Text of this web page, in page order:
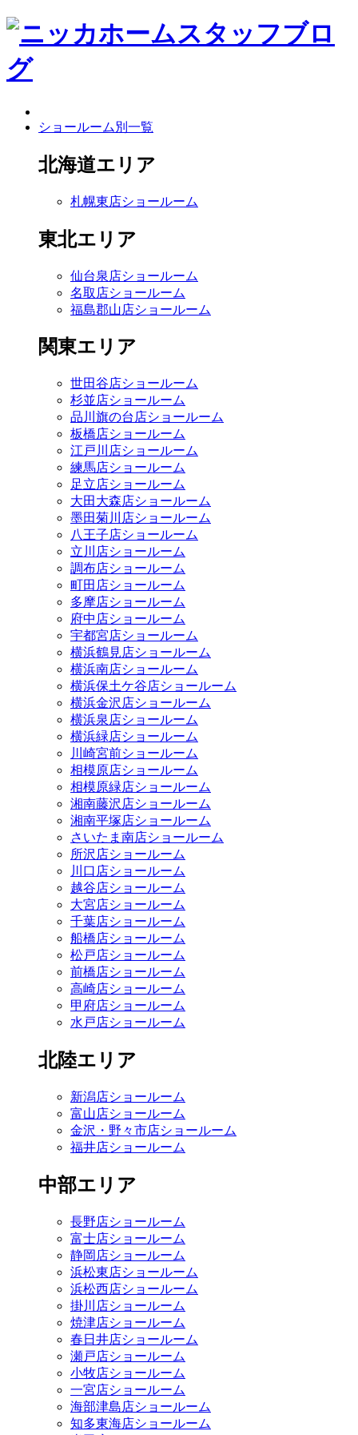
ショールーム別一覧
北海道エリア
札幌東店ショールーム
東北エリア
仙台泉店ショールーム
名取店ショールーム
福島郡山店ショールーム
関東エリア
世田谷店ショールーム
杉並店ショールーム
品川旗の台店ショールーム
板橋店ショールーム
江戸川店ショールーム
練馬店ショールーム
足立店ショールーム
大田大森店ショールーム
墨田菊川店ショールーム
八王子店ショールーム
立川店ショールーム
調布店ショールーム
町田店ショールーム
多摩店ショールーム
府中店ショールーム
宇都宮店ショールーム
横浜鶴見店ショールーム
横浜南店ショールーム
横浜保土ケ谷店ショールーム
横浜金沢店ショールーム
横浜泉店ショールーム
横浜緑店ショールーム
川崎宮前ショールーム
相模原店ショールーム
相模原緑店ショールーム
湘南藤沢店ショールーム
湘南平塚店ショールーム
さいたま南店ショールーム
所沢店ショールーム
川口店ショールーム
越谷店ショールーム
大宮店ショールーム
千葉店ショールーム
船橋店ショールーム
松戸店ショールーム
前橋店ショールーム
高崎店ショールーム
甲府店ショールーム
水戸店ショールーム
北陸エリア
新潟店ショールーム
富山店ショールーム
金沢・野々市店ショールーム
福井店ショールーム
中部エリア
長野店ショールーム
富士店ショールーム
静岡店ショールーム
浜松東店ショールーム
浜松西店ショールーム
掛川店ショールーム
焼津店ショールーム
春日井店ショールーム
瀬戸店ショールーム
小牧店ショールーム
一宮店ショールーム
海部津島店ショールーム
知多東海店ショールーム